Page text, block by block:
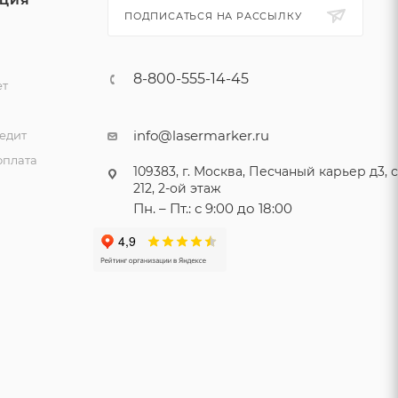
ПОДПИСАТЬСЯ НА РАССЫЛКУ
8-800-555-14-45
info@lasermarker.ru
109383, г. Москва, Песчаный карьер д3,
212, 2-ой этаж
Пн. – Пт.: с 9:00 до 18:00